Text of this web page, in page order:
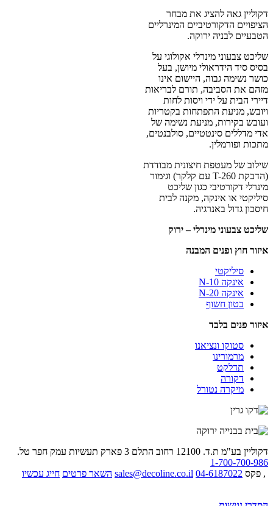
דקוליין גאה להציג את מבחר
הציפויים הדקורטיביים המינרליים
הטבעיים לבניה ירוקה.
שליכט צבעוני מינרלי אקולוגי על
בסיס סיד הידראולי מיושן, בעל
כושר נשימה גבוה, היישום אינו
מזהם את הסביבה, תורם לבריאות
דיירי הבית על ידי ויסות לחות
ויובש, מניעת התפתחות בקטריות
ועובש בקירות, מניעת נשימה של
אדי מדללים סינטטיים, סולבנטים,
מתכות ופורמלין.
שילוב של מעטפת חיצונית מבודדת
(הדבקת T-260 עם קלקר) וגימור
מינרלי דקורטיבי כגון שליכט
סיליקטי או אינקה, מקנה לבית
חיסכון גדול באנרגיה.
שליכט צבעוני מינרלי – ירוק
איזור חוץ ופנים המבנה
סיליקטי
אינקה N-10
אינקה N-20
בטון חשוף
איזור פנים בלבד
סטוקו ונציאנו
מרמורינו
תדלקט
דקורה
מיקרה נטורל
דקוליין בע"מ ת.ד. 12100 רחוב התלם 3 פארק תעשיות עמק חפר
טל.
1-700-700-986
, פקס 04-6187022
sales@decoline.co.il השאר פרטים חייג עכשיו